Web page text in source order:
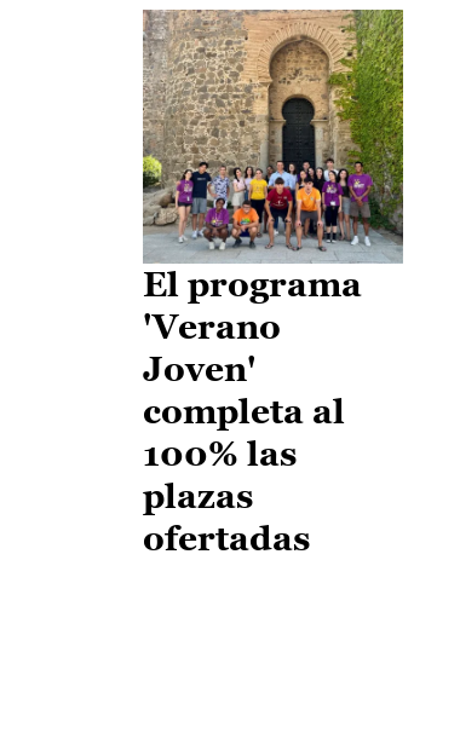
El programa
'Verano
Joven'
completa al
100% las
plazas
ofertadas